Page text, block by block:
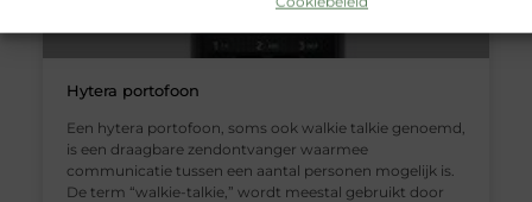
Hytera portofoon
Een hytera portofoon, soms ook walkie talkie genoemd,
is een draagbare zendontvanger waarmee
communicatie tussen een aantal personen mogelijk is.
De term “walkie-talkie,” wordt meestal gebruikt door